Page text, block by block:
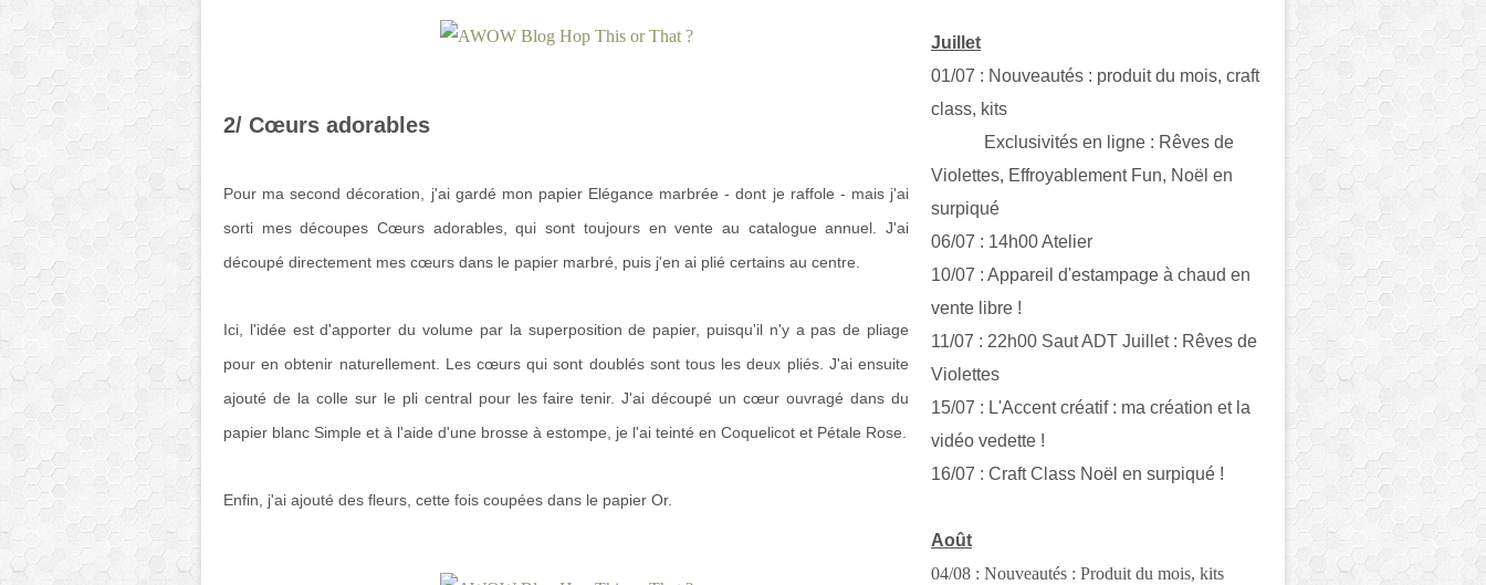
2/ Cœurs adorables
Pour ma second décoration, j'ai gardé mon papier Elégance marbrée - dont je raffole - mais j'ai
sorti mes découpes Cœurs adorables, qui sont toujours en vente au catalogue annuel. J'ai
découpé directement mes cœurs dans le papier marbré, puis j'en ai plié certains au centre.
Ici, l'idée est d'apporter du volume par la superposition de papier, puisqu'il n'y a pas de pliage
pour en obtenir naturellement. Les cœurs qui sont doublés sont tous les deux pliés. J'ai ensuite
ajouté de la colle sur le pli central pour les faire tenir. J'ai découpé un cœur ouvragé dans du
papier blanc Simple et à l'aide d'une brosse à estompe, je l'ai teinté en Coquelicot et Pétale Rose.
Enfin, j'ai ajouté des fleurs, cette fois coupées dans le papier Or.
Juillet
01/07 : Nouveautés : produit du mois, craft
class, kits
Exclusivités en ligne : Rêves de
Violettes, Effroyablement Fun, Noël en
surpiqué
06/07 : 14h00 Atelier
10/07 : Appareil d'estampage à chaud en
vente libre !
11/07 : 22h00 Saut ADT Juillet : Rêves de
Violettes
15/07 : L'Accent créatif : ma création et la
vidéo vedette !
16/07 : Craft Class Noël en surpiqué !
Août
04/08 : Nouveautés : Produit du mois, kits